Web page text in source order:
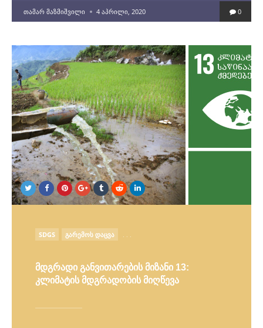
POSTED
ᲗᲐᲛᲐᲠ ᲛᲐᲖᲛᲘᲨᲕᲘᲚᲘ 4 ᲐᲞᲠᲘᲚᲘ, 2020 0
POSTED
IN
SDGS ᲒᲐᲠᲔᲛᲝᲡ ᲓᲐᲪᲕᲐ
მდგრადი განვითარების მიზანი 13:
კლიმატის მდგრადობის მიღწევა